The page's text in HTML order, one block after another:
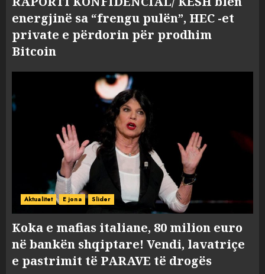
energjinë sa “frengu pulën”, HEC -et
private e përdorin për prodhim
Bitcoin
Aktualitet E jona Slider
Koka e mafias italiane, 80 milion euro
në bankën shqiptare! Vendi, lavatriçe
e pastrimit të PARAVE të drogës